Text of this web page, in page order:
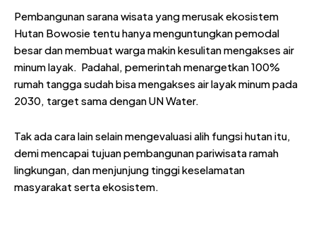
Pembangunan sarana wisata yang merusak ekosistem
Hutan Bowosie tentu hanya menguntungkan pemodal
besar dan membuat warga makin kesulitan mengakses air
minum layak. Padahal, pemerintah menargetkan 100%
rumah tangga sudah bisa mengakses air layak minum pada
2030, target sama dengan UN Water.
Tak ada cara lain selain mengevaluasi alih fungsi hutan itu,
demi mencapai tujuan pembangunan pariwisata ramah
lingkungan, dan menjunjung tinggi keselamatan
masyarakat serta ekosistem.